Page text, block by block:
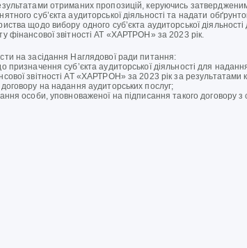
отриманих пропозицій, керуючись
суб’єкта аудиторської діяльності та надати
щодо вибору одного суб’єкта аудиторської
фінансової звітності АТ «ХАРТРОН» за 2023 рік.
на засідання Наглядової ради питання:
призначення суб’єкта аудиторської діяльності для
звітності АТ «ХАРТРОН» за 2023 рік за результатами
на надання аудиторських послуг;
особи, уповноваженої на підписання такого договору з